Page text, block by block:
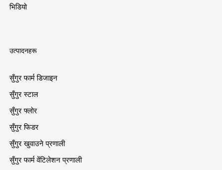
भिडियो
उत्पादनहरू
सुँगुर फार्म डिजाइन
सुँगुर स्टाल
सुँगुर फ्लोर
सुँगुर फिडर
सुँगुर खुवाउने प्रणाली
सुँगुर फार्म वेंटिलेशन प्रणाली